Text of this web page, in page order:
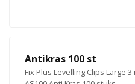
Antikras 100 st
Fix Plus Levelling Clips Large 3